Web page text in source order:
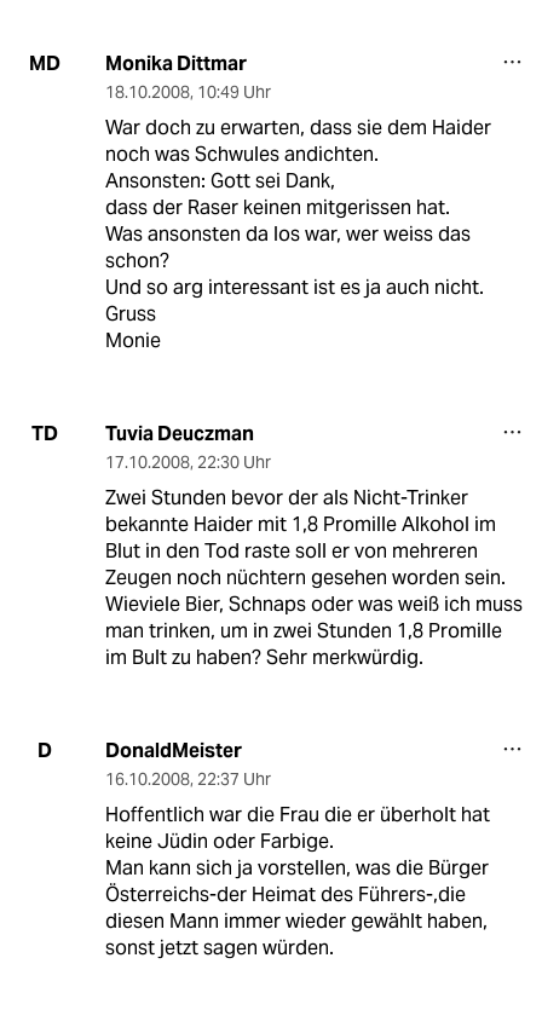
MD Monika Dittmar
18.10.2008, 10:49 Uhr
War doch zu erwarten, dass sie dem Haider
noch was Schwules andichten.
Ansonsten: Gott sei Dank,
dass der Raser keinen mitgerissen hat.
Was ansonsten da los war, wer weiss das
schon?
Und so arg interessant ist es ja auch nicht.
Gruss
Monie
TD Tuvia Deuczman
17.10.2008, 22:30 Uhr
Zwei Stunden bevor der als Nicht-Trinker
bekannte Haider mit 1,8 Promille Alkohol im
Blut in den Tod raste soll er von mehreren
Zeugen noch nüchtern gesehen worden sein.
Wieviele Bier, Schnaps oder was weiß ich muss
man trinken, um in zwei Stunden 1,8 Promille
im Bult zu haben? Sehr merkwürdig.
D DonaldMeister
16.10.2008, 22:37 Uhr
Hoffentlich war die Frau die er überholt hat
keine Jüdin oder Farbige.
Man kann sich ja vorstellen, was die Bürger
Österreichs-der Heimat des Führers-,die
diesen Mann immer wieder gewählt haben,
sonst jetzt sagen würden.